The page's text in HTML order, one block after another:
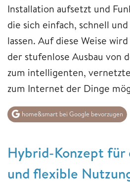
Installation aufsetzt und
die sich einfach, schnell
lassen. Auf diese Weise
der stufenlose Ausbau von
zum intelligenten,
zum Internet der Dinge
home&smart bei Google bevorzugen
Hybrid-Konzept für
und flexible